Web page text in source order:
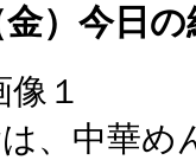
金）今日
、中華め